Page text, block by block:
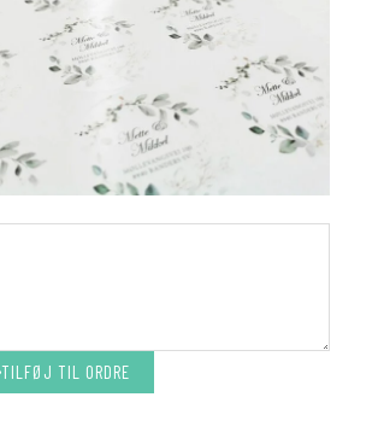
TILFØJ TIL ORDRE